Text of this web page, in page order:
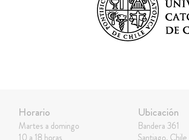
Horario
Martes a domingo
10 a 18 horas
Ubicación
Bandera 361
Santiago, Chile